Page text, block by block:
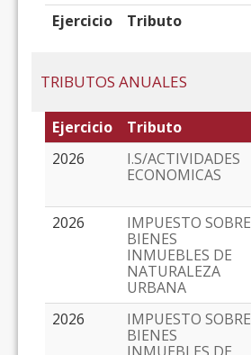
Ejercicio
Tributo
TRIBUTOS ANUALES
Ejercicio Tributo
2026
I.S/ACTIVIDADES
ECONOMICAS
2026
IMPUESTO SOBRE
BIENES
INMUEBLES DE
NATURALEZA
URBANA
2026
IMPUESTO SOBRE
BIENES